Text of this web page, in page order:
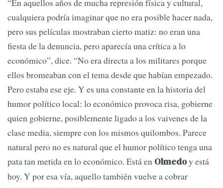
“En aquellos años de mucha represión física y cultural,
cualquiera podría imaginar que no era posible hacer nada,
pero sus películas mostraban cierto matiz: no eran una
fiesta de la denuncia, pero aparecía una crítica a lo
económico”, dice. “No era directa a los militares porque
ellos bromeaban con el tema desde que habían empezado.
Pero estaba ese eje. Y es una constante en la historia del
humor político local: lo económico provoca risa, gobierne
quien gobierne, posiblemente ligado a los vaivenes de la
clase media, siempre con los mismos quilombos. Parece
natural pero no es natural que el humor político tenga una
pata tan metida en lo económico. Está en Olmedoy está
hoy. Y por esa vía, aquello también vuelve a cobrar